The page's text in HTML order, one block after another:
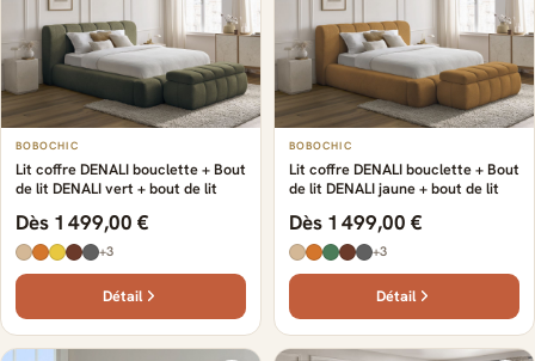
BOBOCHIC
Lit coffre DENALI bouclette + Bout
de lit DENALI vert + bout de lit
Dès 1 499,00 €
+3
Détail
BOBOCHIC
Lit coffre DENALI bouclette + Bout
de lit DENALI jaune + bout de lit
Dès 1 499,00 €
+3
Détail